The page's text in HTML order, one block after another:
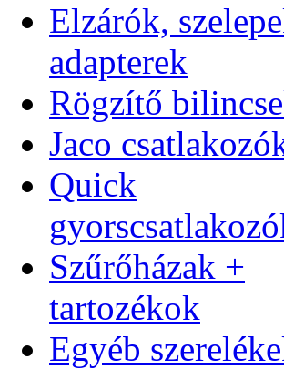
Elzárók,
adapterek
Rögzítő
Jaco
Quick
Szűrőházak +
tartozékok
Egyéb